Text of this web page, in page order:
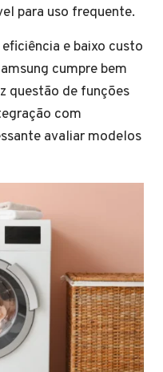
para uso frequente.
e baixo custo
cumpre bem
questão de funções
com
avaliar modelos